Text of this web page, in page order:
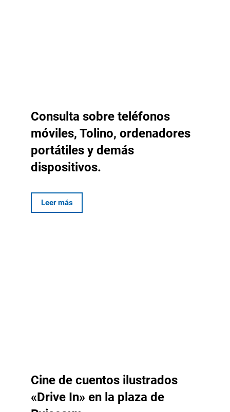
Consulta sobre teléfonos
móviles, Tolino, ordenadores
portátiles y demás
dispositivos.
Leer más
Cine de cuentos ilustrados
«Drive In» en la plaza de